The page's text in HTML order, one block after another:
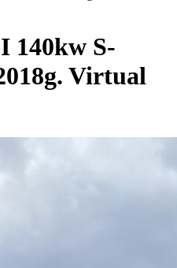
140kw S-
Virtual